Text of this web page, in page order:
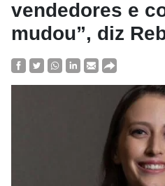
vendedores e
mudou”, diz